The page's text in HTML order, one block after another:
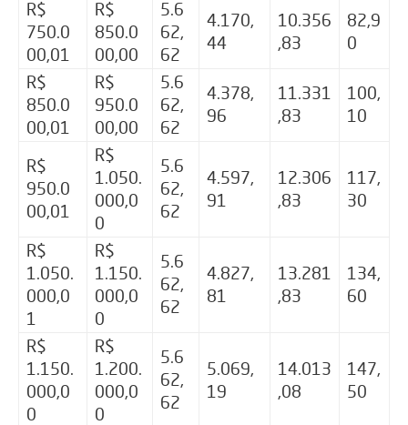
R$
750.0
00,01
R$
850.0
00,00
5.6
62,
62
4.170,
44
10.356
,83
82,9
0
R$
850.0
00,01
R$
950.0
00,00
5.6
62,
62
4.378,
96
11.331
,83
100,
10
R$
950.0
00,01
R$
1.050.
000,0
0
5.6
62,
62
4.597,
91
12.306
,83
117,
30
R$
1.050.
000,0
1
R$
1.150.
000,0
0
5.6
62,
62
4.827,
81
13.281
,83
134,
60
R$
1.150.
000,0
0
R$
1.200.
000,0
0
5.6
62,
62
5.069,
19
14.013
,08
147,
50